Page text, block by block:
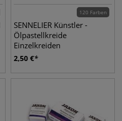
120 Farben
SENNELIER Künstler -
Ölpastellkreide
Einzelkreiden
2,50 €